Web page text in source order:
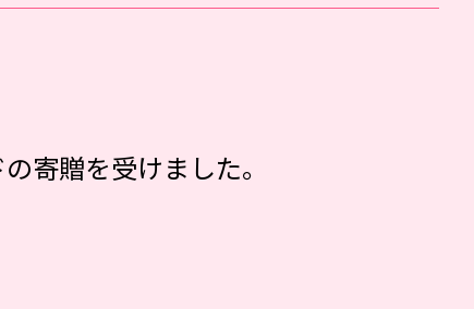
寄贈を受けました。